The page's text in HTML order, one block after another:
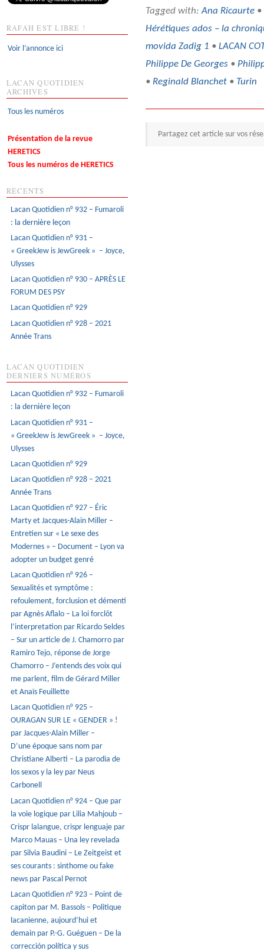
Tagged with:Ana Ricaurte •
Hérétiques ados – la
movida Zadig 1 • LACAN
Philippe De Georges •
• Reginald Blanchet • Turin
Partagez cet article sur vos
RAFAH EST LIBRE !
Voir l’annonce ici
LACAN QUOTIDIEN
ARCHIVES
Tous les numéros
Présentation de la revue
HERETICS
Tous les numéros de HERETICS
RÉCENTS
Lacan Quotidien n° 932 – Fumaroli
: la dernière leçon
Lacan Quotidien n° 931 –
« GreekJew is JewGreek » – Joyce,
Ulysses
Lacan Quotidien n° 930 – APRÈS LE
FORUM DES PSY
Lacan Quotidien n° 929
Lacan Quotidien n° 928 – 2021
Année Trans
LACAN QUOTIDIEN
DERNIERS NUMÉROS
Lacan Quotidien n° 932 – Fumaroli
: la dernière leçon
Lacan Quotidien n° 931 –
« GreekJew is JewGreek » – Joyce,
Ulysses
Lacan Quotidien n° 929
Lacan Quotidien n° 928 – 2021
Année Trans
Lacan Quotidien n° 927 – Éric
Marty et Jacques-Alain Miller –
Entretien sur « Le sexe des
Modernes » – Document – Lyon va
adopter un budget genré
Lacan Quotidien n° 926 –
Sexualités et symptôme :
refoulement, forclusion et démenti
par Agnès Aflalo – La loi forclôt
l’interpretation par Ricardo Seldes
– Sur un article de J. Chamorro par
Ramiro Tejo, réponse de Jorge
Chamorro – J’entends des voix qui
me parlent, film de Gérard Miller
et Anaïs Feuillette
Lacan Quotidien n° 925 –
OURAGAN SUR LE « GENDER » !
par Jacques-Alain Miller –
D’une époque sans nom par
Christiane Alberti – La parodia de
los sexos y la ley par Neus
Carbonell
Lacan Quotidien n° 924 – Que par
la voie logique par Lilia Mahjoub –
Crispr lalangue, crispr lenguaje par
Marco Mauas – Una ley revelada
par Silvia Baudini – Le Zeitgeist et
ses courants : sinthome ou fake
news par Pascal Pernot
Lacan Quotidien n° 923 – Point de
capiton par M. Bassols – Politique
lacanienne, aujourd’hui et
demain par P.-G. Guéguen – De la
corrección política y sus